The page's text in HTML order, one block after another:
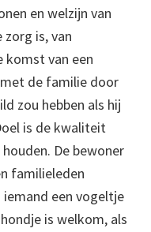
en welzijn van
zorg is, van
komst van een
de familie door
zou hebben als hij
is de kwaliteit
De bewoner
familieleden
iemand een vogeltje
is welkom, als